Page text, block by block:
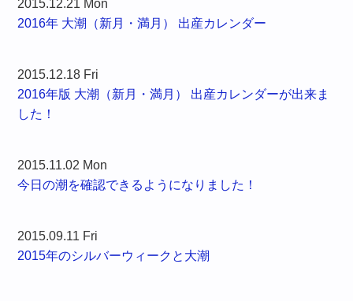
2015.12.21 Mon
2016年 大潮（新月・満月） 出産カレンダー
2015.12.18 Fri
2016年版 大潮（新月・満月） 出産カレンダーが出来ま
した！
2015.11.02 Mon
今日の潮を確認できるようになりました！
2015.09.11 Fri
2015年のシルバーウィークと大潮